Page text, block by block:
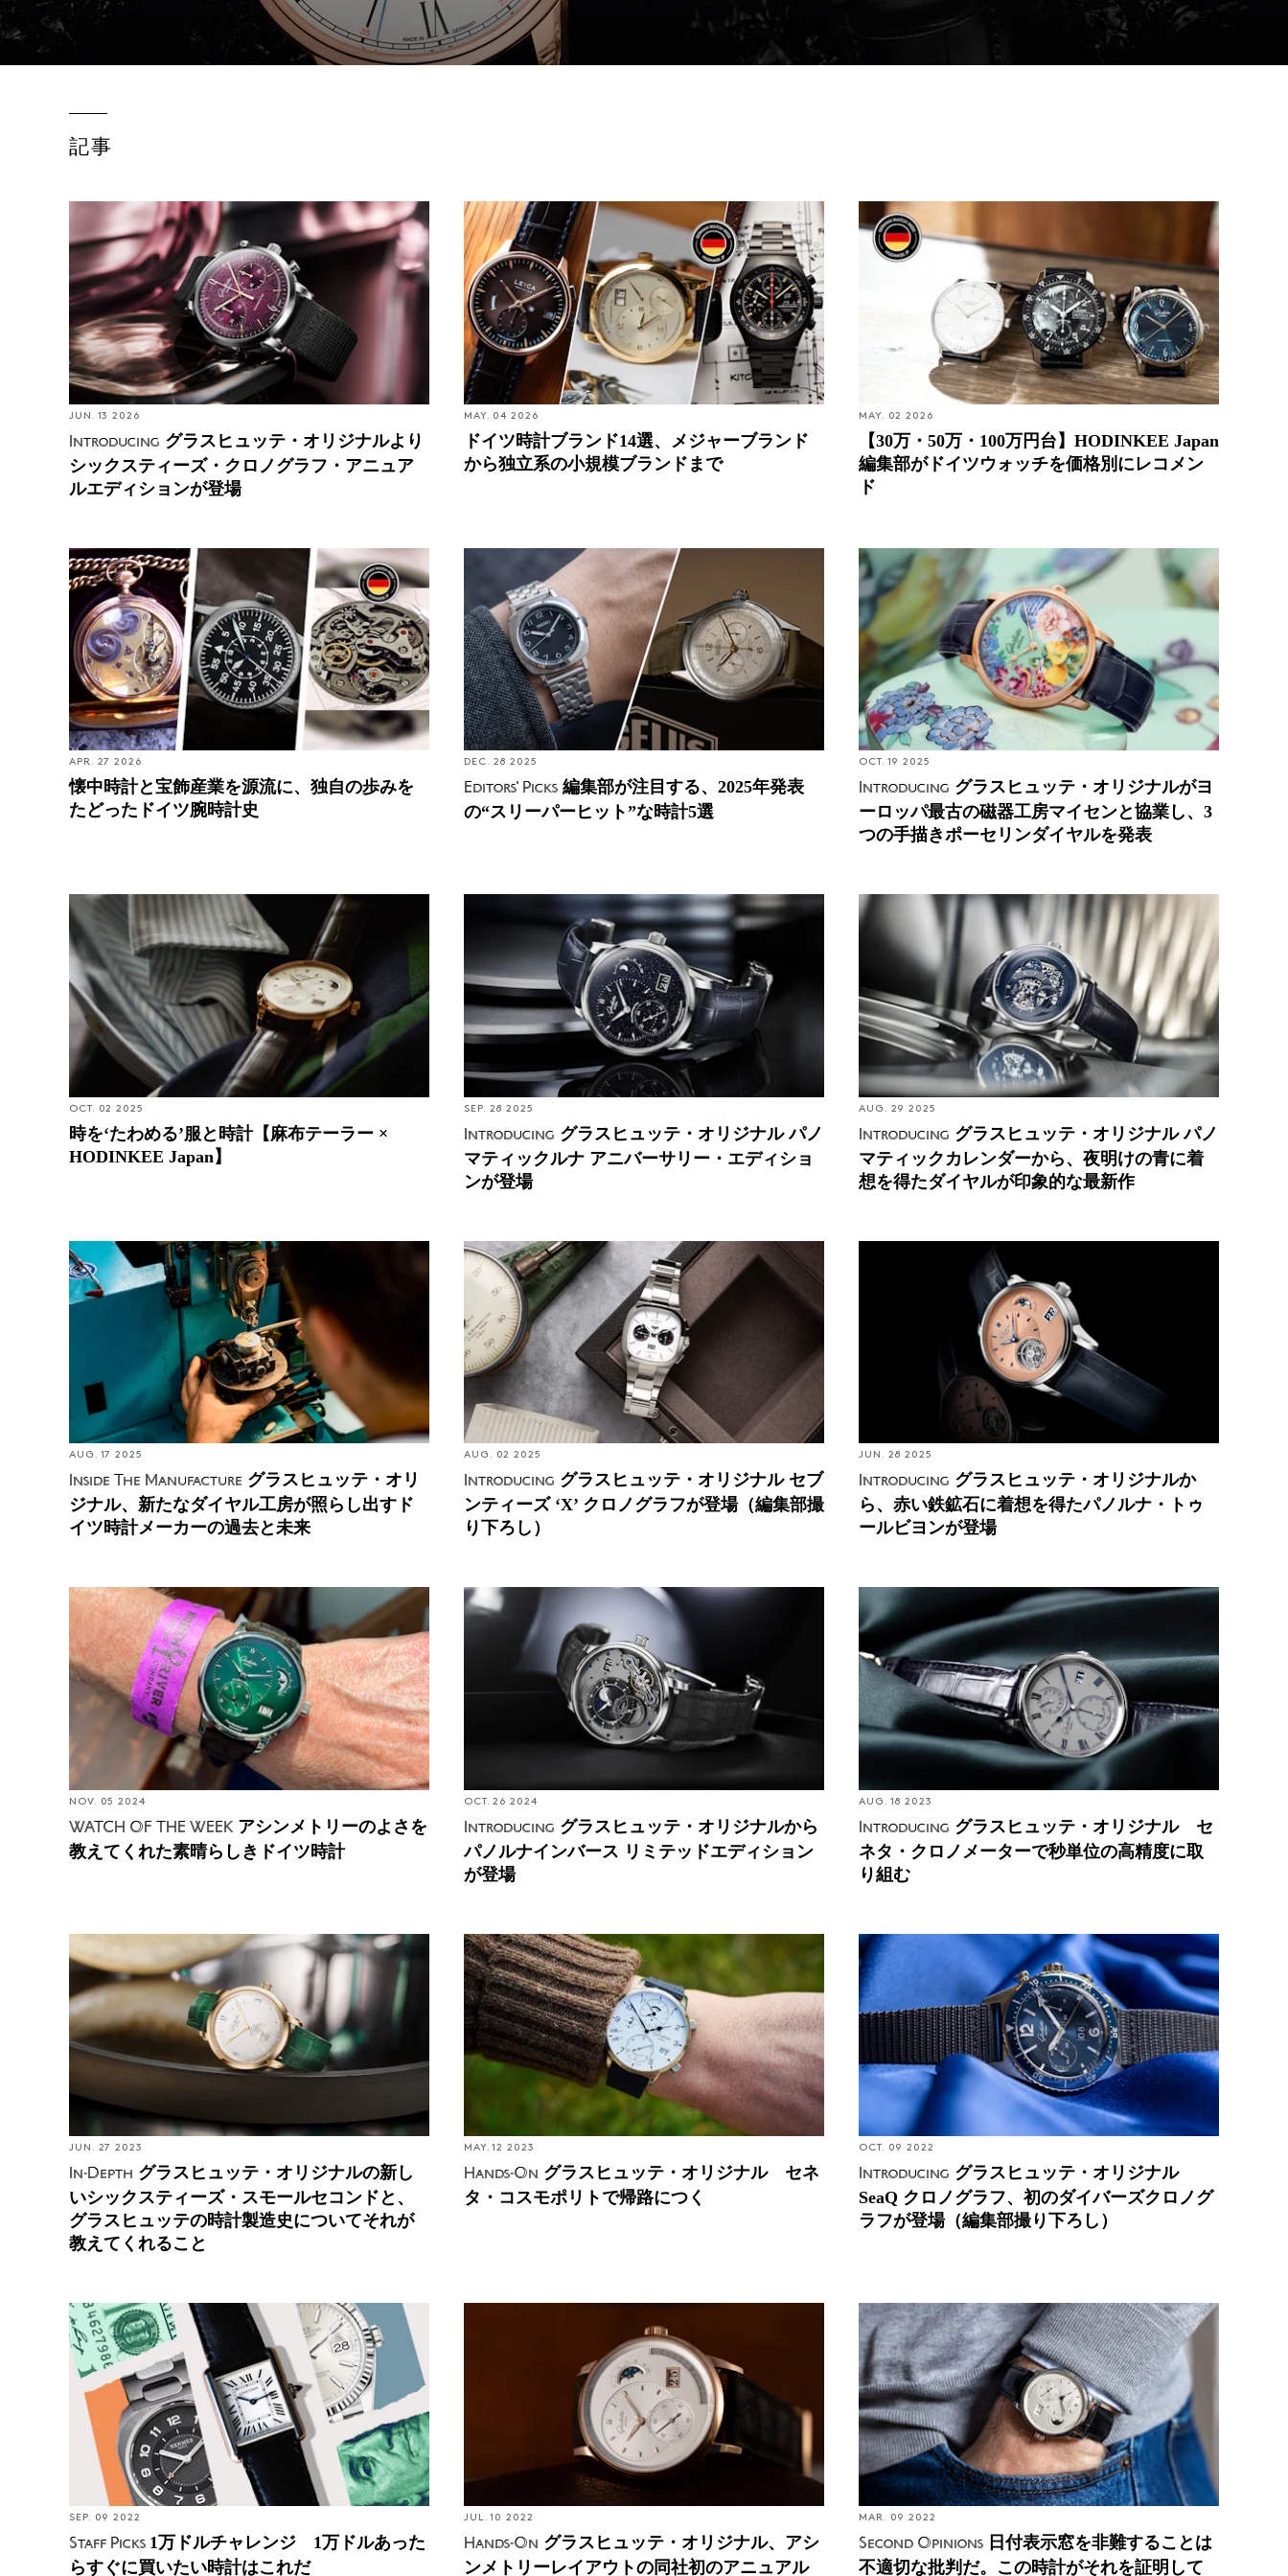
www.glashuette-original.com/ja
記事
Introducing: グラスヒュッテ・オリジナルよりシック
スティーズ・クロノグラフ・アニュアルエディショ
ンが登場
JUN. 13 2026
Introducing グラスヒュッテ・オリジナルより
シックスティーズ・クロノグラフ・アニュア
ルエディションが登場
ドイツ時計ブランド14選、メジャーブランドから独
立系の小規模ブランドまで
MAY. 04 2026
ドイツ時計ブランド14選、メジャーブランド
から独立系の小規模ブランドまで
【30万・50万・100万円台】HODINKEE Japan編集
部がドイツウォッチを価格別にレコメンド
MAY. 02 2026
【30万・50万・100万円台】HODINKEE Japan
編集部がドイツウォッチを価格別にレコメン
ド
懐中時計と宝飾産業を源流に、独自の歩みをたどっ
たドイツ腕時計史
APR. 27 2026
懐中時計と宝飾産業を源流に、独自の歩みを
たどったドイツ腕時計史
Editors' Picks: 編集部が注目する、2025年発表の“ス
リーパーヒット”な時計5選
DEC. 28 2025
Editors' Picks 編集部が注目する、2025年発表
の“スリーパーヒット”な時計5選
Introducing: グラスヒュッテ・オリジナルがヨーロッ
パ最古の磁器工房マイセンと協業し、3つの手描き
ポーセリンダイヤルを発表
OCT. 19 2025
Introducing グラスヒュッテ・オリジナルがヨ
ーロッパ最古の磁器工房マイセンと協業し、3
つの手描きポーセリンダイヤルを発表
時を‘たわめる’服と時計【麻布テーラー × HODINKEE
Japan】
OCT. 02 2025
時を‘たわめる’服と時計【麻布テーラー ×
HODINKEE Japan】
Introducing: グラスヒュッテ・オリジナル パノマテ
ィックルナ アニバーサリー・エディションが登場
SEP. 28 2025
Introducing グラスヒュッテ・オリジナル パノ
マティックルナ アニバーサリー・エディショ
ンが登場
Introducing: グラスヒュッテ・オリジナル パノマテ
ィックカレンダーから、夜明けの青に着想を得たダ
イヤルが印象的な最新作
AUG. 29 2025
Introducing グラスヒュッテ・オリジナル パノ
マティックカレンダーから、夜明けの青に着
想を得たダイヤルが印象的な最新作
Inside The Manufacture: グラスヒュッテ・オリジナ
ル、新たなダイヤル工房が照らし出すドイツ時計メ
ーカーの過去と未来
AUG. 17 2025
Inside The Manufacture グラスヒュッテ・オリ
ジナル、新たなダイヤル工房が照らし出すド
イツ時計メーカーの過去と未来
Introducing: グラスヒュッテ・オリジナル セブンテ
ィーズ ‘X’ クロノグラフが登場（編集部撮り下ろ
し）
AUG. 02 2025
Introducing グラスヒュッテ・オリジナル セブ
ンティーズ ‘X’ クロノグラフが登場（編集部撮
り下ろし）
Introducing: グラスヒュッテ・オリジナルから、赤い
鉄鉱石に着想を得たパノルナ・トゥールビヨンが登
JUN. 28 2025
Introducing グラスヒュッテ・オリジナルか
ら、赤い鉄鉱石に着想を得たパノルナ・トゥ
ールビヨンが登場
WATCH OF THE WEEK: アシンメトリーのよさを教え
てくれた素晴らしきドイツ時計
NOV. 05 2024
WATCH OF THE WEEK アシンメトリーのよさを
教えてくれた素晴らしきドイツ時計
Introducing: グラスヒュッテ・オリジナルからパノル
ナインバース リミテッドエディションが登場
OCT. 26 2024
Introducing グラスヒュッテ・オリジナルから
パノルナインバース リミテッドエディション
が登場
Introducing: グラスヒュッテ・オリジナル セネタ・
クロノメーターで秒単位の高精度に取り組む
AUG. 18 2023
Introducing グラスヒュッテ・オリジナル セ
ネタ・クロノメーターで秒単位の高精度に取
り組む
In-Depth: グラスヒュッテ・オリジナルの新しいシッ
クスティーズ・スモールセコンドと、グラスヒュッ
テの時計製造史についてそれが教えてくれること
JUN. 27 2023
In-Depth グラスヒュッテ・オリジナルの新し
いシックスティーズ・スモールセコンドと、
グラスヒュッテの時計製造史についてそれが
教えてくれること
Hands-On: グラスヒュッテ・オリジナル セネタ・
コスモポリトで帰路につく
MAY. 12 2023
Hands-On グラスヒュッテ・オリジナル セネ
タ・コスモポリトで帰路につく
Introducing: グラスヒュッテ・オリジナル SeaQ ク
ロノグラフ、初のダイバーズクロノグラフが登場
（編集部撮り下ろし）
OCT. 09 2022
Introducing グラスヒュッテ・オリジナル
SeaQ クロノグラフ、初のダイバーズクロノグ
ラフが登場（編集部撮り下ろし）
Staff Picks : 1万ドルチャレンジ 1万ドルあったらす
ぐに買いたい時計はこれだ
SEP. 09 2022
Staff Picks 1万ドルチャレンジ 1万ドルあった
らすぐに買いたい時計はこれだ
トリーレイアウトの同社初のアニュアルカレンダー
JUL. 10 2022
Hands-On グラスヒュッテ・オリジナル、アシ
ンメトリーレイアウトの同社初のアニュアル
Second Opinions: 日付表示窓を非難することは不適
切な批判だ。この時計がそれを証明している
MAR. 09 2022
Second Opinions 日付表示窓を非難することは
不適切な批判だ。この時計がそれを証明して